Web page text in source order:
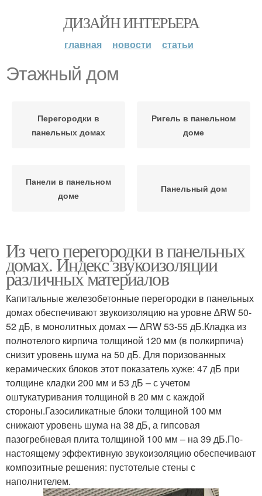
ДИЗАЙН ИНТЕРЬЕРА
главная новости статьи
Этажный дом
Перегородки в
панельных домах
Ригель в панельном
доме
Панели в панельном
доме
Панельный дом
Из чего перегородки в панельных
домах. Индекс звукоизоляции
различных материалов
Капитальные железобетонные перегородки в панельных
домах обеспечивают звукоизоляцию на уровне ∆RW 50-
52 дБ, в монолитных домах — ∆RW 53-55 дБ.Кладка из
полнотелого кирпича толщиной 120 мм (в полкирпича)
снизит уровень шума на 50 дБ. Для поризованных
керамических блоков этот показатель хуже: 47 дБ при
толщине кладки 200 мм и 53 дБ – с учетом
оштукатуривания толщиной в 20 мм с каждой
стороны.Газосиликатные блоки толщиной 100 мм
снижают уровень шума на 38 дБ, а гипсовая
пазогребневая плита толщиной 100 мм – на 39 дБ.По-
настоящему эффективную звукоизоляцию обеспечивают
композитные решения: пустотелые стены с
наполнителем.